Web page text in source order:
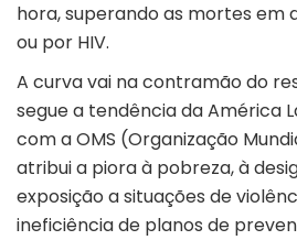
hora, superando as mortes em
ou por HIV.
A curva vai na contramão do
segue a tendência da América
com a OMS (Organização
atribui a piora à pobreza, à
exposição a situações de
ineficiência de planos de